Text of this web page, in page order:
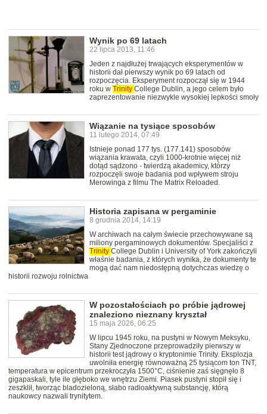
Wynik po 69 latach
22 lipca 2013, 11:46
Jeden z najdłużej trwających eksperymentów w
historii dał pierwszy wynik po 69 latach od
rozpoczęcia. Eksperyment rozpoczął się w 1944
roku w Trinity College Dublin, a jego celem było
zaprezentowanie niezwykle wysokiej lepkości smoły
Wiązanie na tysiące sposobów
11 lutego 2014, 07:49
Istnieje ponad 177 tys. (177.141) sposobów
wiązania krawata, czyli 1000-krotnie więcej niż
dotąd sądzono - twierdzą akademicy, którzy
rozpoczęli swoje badania pod wpływem stroju
Merowinga z filmu The Matrix Reloaded.
Historia zapisana w pergaminie
8 grudnia 2014, 14:19
W archiwach na całym świecie przechowywane są
miliony pergaminowych dokumentów. Specjaliści z
Trinity College Dublin i University of York zakończyli
właśnie badania, z których wynika, że dokumenty te
mogą dać nam niedostępną dotychczas wiedzę o
historii rozwoju rolnictwa
W pozostałościach po próbie jądrowej
znaleziono nieznany kryształ
15 maja 2026, 06:25
W lipcu 1945 roku, na pustyni w Nowym Meksyku,
Stany Zjednoczone przeprowadziły pierwszy w
historii test jądrowy o kryptonimie Trinity. Eksplozja
uwolniła energię równoważną 25 tysiącom ton TNT,
temperatura w epicentrum przekroczyła 1500°C, ciśnienie zaś sięgnęło 8
gigapaskali, tyle ile głęboko we wnętrzu Ziemi. Piasek pustyni stopił się i
zeszklił, tworząc bladozieloną, słabo radioaktywną substancję, którą
naukowcy nazwali trynitytem.